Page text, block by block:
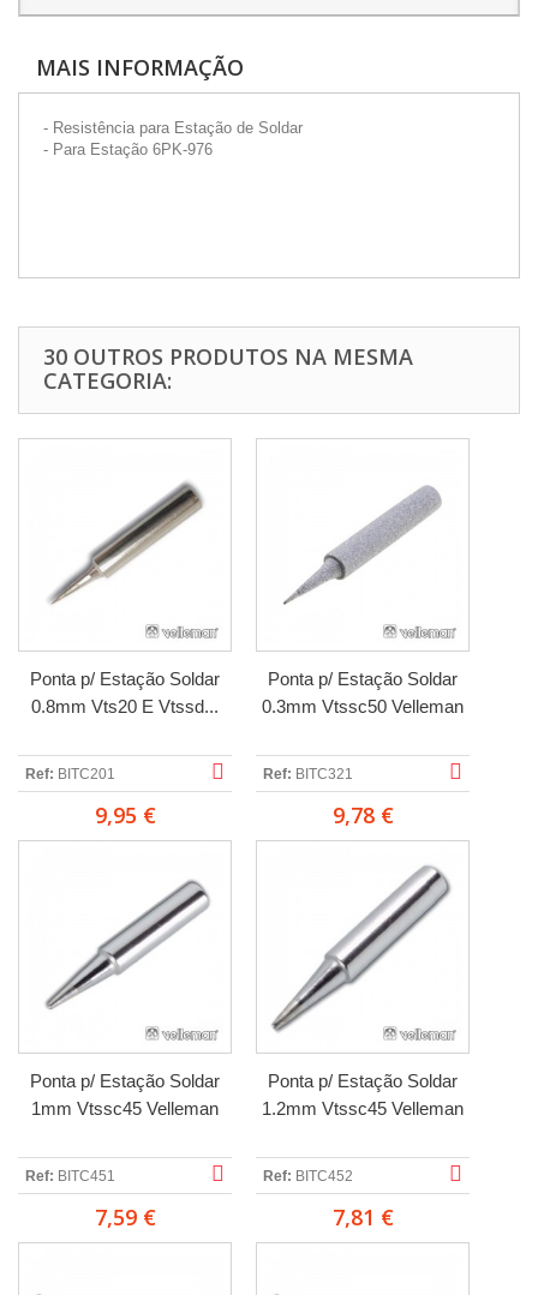
MAIS INFORMAÇÃO
- Resistência para Estação de Soldar
- Para Estação 6PK-976
30 OUTROS PRODUTOS NA MESMA
CATEGORIA:
Ponta p/ Estação Soldar
0.8mm Vts20 E Vtssd...
Ref: BITC201
9,95 €
Ponta p/ Estação Soldar
0.3mm Vtssc50 Velleman
Ref: BITC321
9,78 €
Ponta p/ Estação Soldar
1mm Vtssc45 Velleman
Ref: BITC451
7,59 €
Ponta p/ Estação Soldar
1.2mm Vtssc45 Velleman
Ref: BITC452
7,81 €